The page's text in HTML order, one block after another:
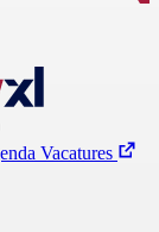
Vacatures